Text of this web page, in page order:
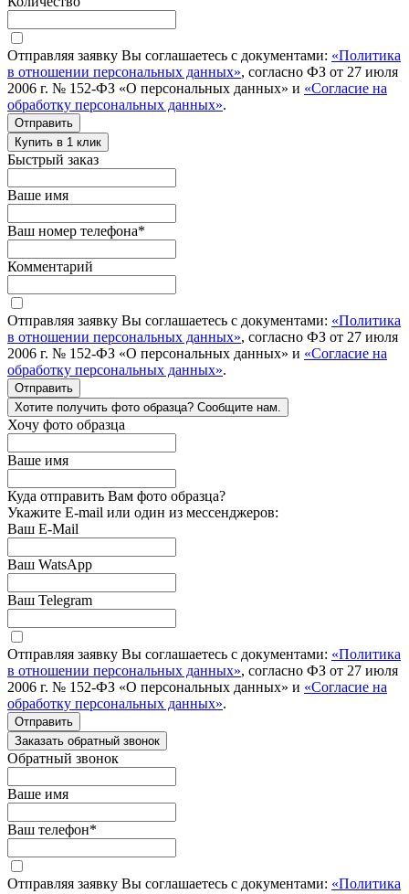
Отправляя заявку Вы соглашаетесь с документами: «Политика
в отношении персональных данных», согласно ФЗ от 27 июля
2006 г. № 152-ФЗ «О персональных данных» и «Согласие на
обработку персональных данных».
Отправить
Купить в 1 клик
Быстрый заказ
Ваше имя
Ваш номер телефона*
Комментарий
Отправляя заявку Вы соглашаетесь с документами: «Политика
в отношении персональных данных», согласно ФЗ от 27 июля
2006 г. № 152-ФЗ «О персональных данных» и «Согласие на
обработку персональных данных».
Отправить
Хотите получить фото образца? Сообщите нам.
Хочу фото образца
Ваше имя
Куда отправить Вам фото образца?
Укажите E-mail или один из мессенджеров:
Ваш E-Mail
Ваш WatsApp
Ваш Telegram
Отправляя заявку Вы соглашаетесь с документами: «Политика
в отношении персональных данных», согласно ФЗ от 27 июля
2006 г. № 152-ФЗ «О персональных данных» и «Согласие на
обработку персональных данных».
Отправить
Заказать обратный звонок
Обратный звонок
Ваше имя
Ваш телефон*
Отправляя заявку Вы соглашаетесь с документами: «Политика